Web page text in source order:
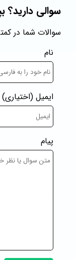
سوالی دارید؟
سوالات شما در کمتر از 24 ساعت پاسخ داده
نام
ایمیل (اختیاری)
پیام